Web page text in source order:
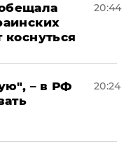
20:44
– в РФ
20:24